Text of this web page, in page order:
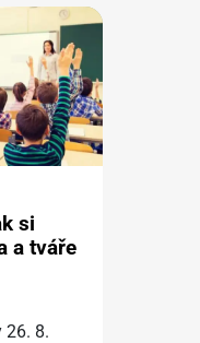
si
a tváře
26. 8.